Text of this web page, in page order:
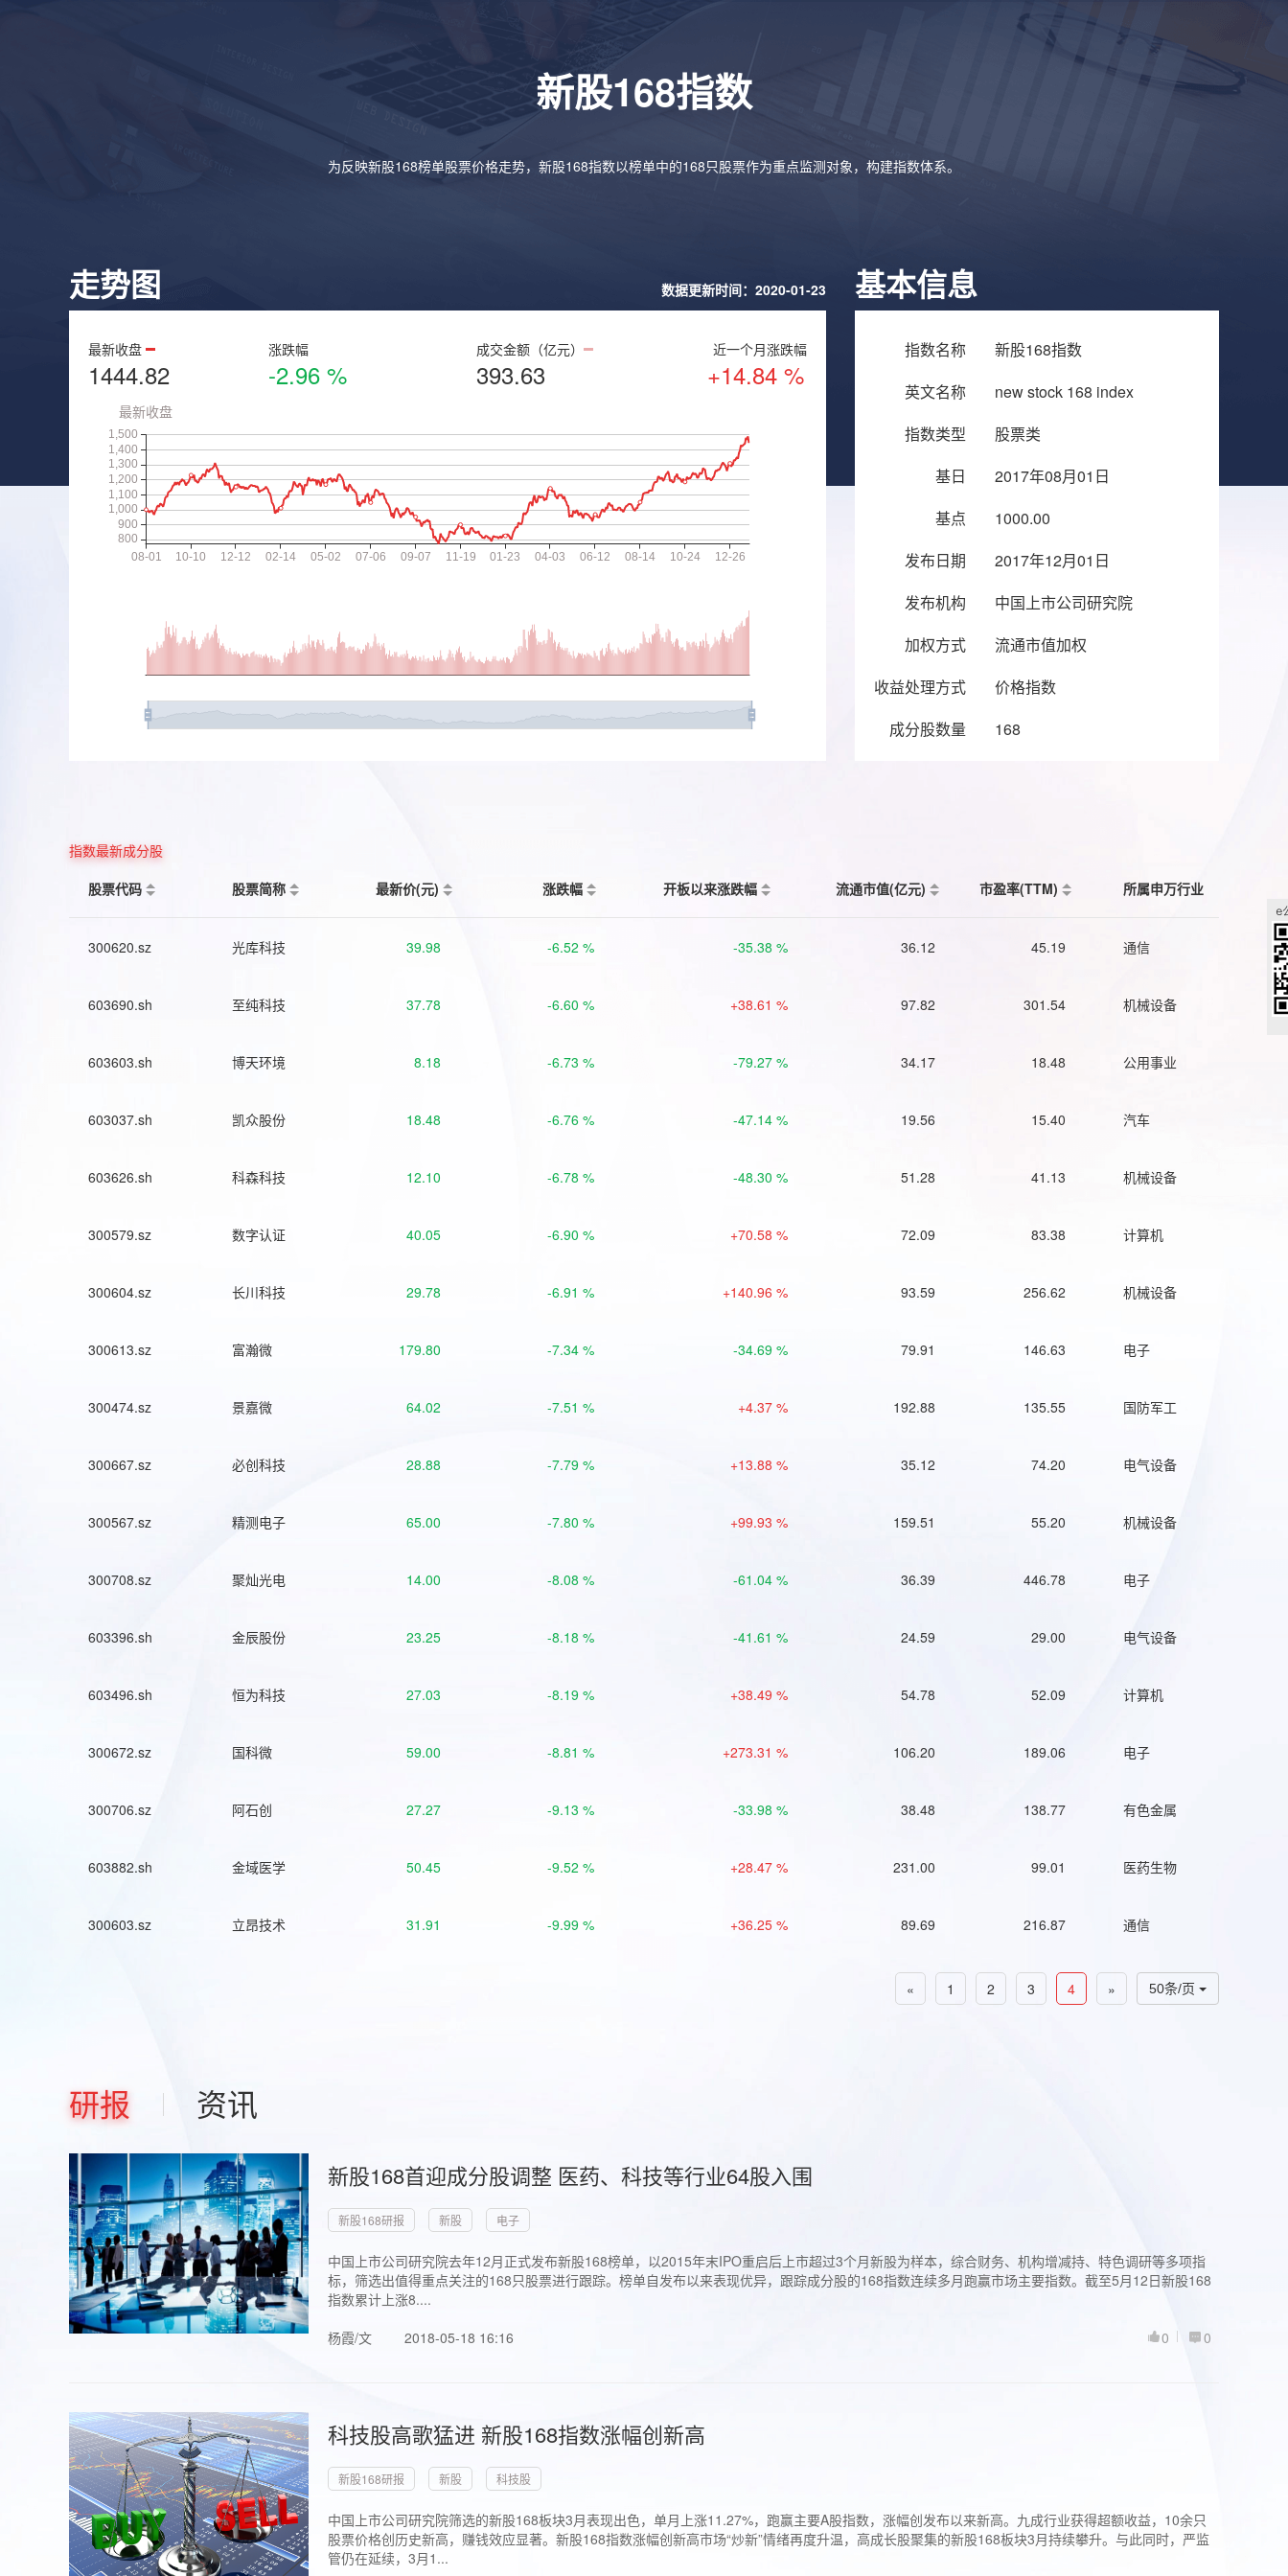
新股168指数
为反映新股168榜单股票价格走势，新股168指数以榜单中的168只股票作为重点监测对象，构建指数体系。
走势图 数据更新时间：2020-01-23
最新收盘
1444.82
涨跌幅
-2.96 %
成交金额（亿元）
393.63
近一个月涨跌幅
+14.84 %
基本信息
指数名称
新股168指数
英文名称
new stock 168 index
指数类型
股票类
基日
2017年08月01日
基点
1000.00
发布日期
2017年12月01日
发布机构
中国上市公司研究院
加权方式
流通市值加权
收益处理方式
价格指数
成分股数量
168
指数最新成分股
股票代码
股票简称 最新价(元) 涨跌幅 开板以来涨跌幅 流通市值(亿元) 市盈率(TTM) 所属申万行业
300620.sz 光库科技 39.98 -6.52 % -35.38 % 36.12 45.19 通信
603690.sh 至纯科技 37.78 -6.60 % +38.61 % 97.82 301.54 机械设备
603603.sh 博天环境 8.18 -6.73 % -79.27 % 34.17 18.48 公用事业
603037.sh 凯众股份 18.48 -6.76 % -47.14 % 19.56 15.40 汽车
603626.sh 科森科技 12.10 -6.78 % -48.30 % 51.28 41.13 机械设备
300579.sz 数字认证 40.05 -6.90 % +70.58 % 72.09 83.38 计算机
300604.sz 长川科技 29.78 -6.91 % +140.96 % 93.59 256.62 机械设备
300613.sz 富瀚微 179.80 -7.34 % -34.69 % 79.91 146.63 电子
300474.sz 景嘉微 64.02 -7.51 % +4.37 % 192.88 135.55 国防军工
300667.sz 必创科技 28.88 -7.79 % +13.88 % 35.12 74.20 电气设备
300567.sz 精测电子 65.00 -7.80 % +99.93 % 159.51 55.20 机械设备
300708.sz 聚灿光电 14.00 -8.08 % -61.04 % 36.39 446.78 电子
603396.sh 金辰股份 23.25 -8.18 % -41.61 % 24.59 29.00 电气设备
603496.sh 恒为科技 27.03 -8.19 % +38.49 % 54.78 52.09 计算机
300672.sz 国科微 59.00 -8.81 % +273.31 % 106.20 189.06 电子
300706.sz 阿石创 27.27 -9.13 % -33.98 % 38.48 138.77 有色金属
603882.sh 金域医学 50.45 -9.52 % +28.47 % 231.00 99.01 医药生物
300603.sz 立昂技术 31.91 -9.99 % +36.25 % 89.69 216.87 通信
50条/页
« 1 2 3 4 »
研报 资讯
新股168首迎成分股调整 医药、科技等行业64股入围
新股168研报 新股 电子
中国上市公司研究院去年12月正式发布新股168榜单，以2015年末IPO重启后上市超过3个月新股为样本，综合财务、机构增减持、特色调研等多项指
标，筛选出值得重点关注的168只股票进行跟踪。榜单自发布以来表现优异，跟踪成分股的168指数连续多月跑赢市场主要指数。截至5月12日新股168
指数累计上涨8....
杨霞/文
2018-05-18 16:16 0
0
科技股高歌猛进 新股168指数涨幅创新高
新股168研报 新股 科技股
中国上市公司研究院筛选的新股168板块3月表现出色，单月上涨11.27%，跑赢主要A股指数，涨幅创发布以来新高。九成行业获得超额收益，10余只
股票价格创历史新高，赚钱效应显著。新股168指数涨幅创新高市场“炒新”情绪再度升温，高成长股聚集的新股168板块3月持续攀升。与此同时，严监
管仍在延续，3月1...